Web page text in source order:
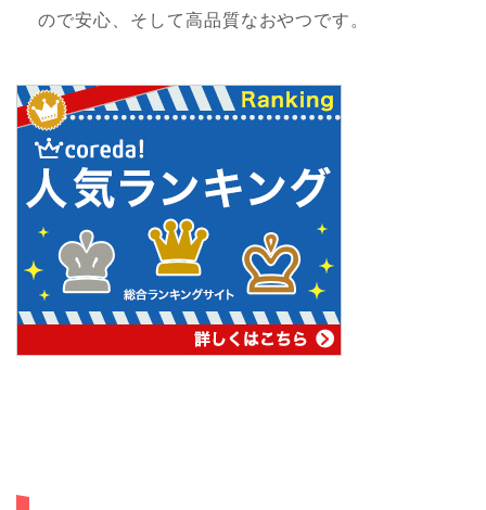
ので安心、そして高品質なおやつです。